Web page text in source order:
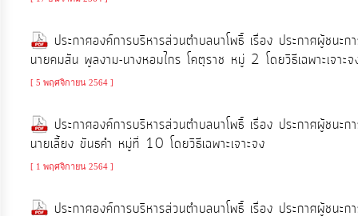
ถิ่น
ของ
เรา
ข้อมูล
การ
ติดต่อ
ประกาศองค์การบริหารส่วนตำบลนาโพธิ์ เรื่อง ประกาศผู้ชน
นายคมสัน พูลงาม-นางหอมไกร โคตุราช หมู่ 2 โดยวิธีเฉพาะเจาะจ
[ 5 พฤศจิกายน 2564 ]
ประกาศองค์การบริหารส่วนตำบลนาโพธิ์ เรื่อง ประกาศผู้ชน
นายเลี้ยง ขันธคำ หมู่ที่ 10 โดยวิธีเฉพาะเจาะจง
[ 1 พฤศจิกายน 2564 ]
ประกาศองค์การบริหารส่วนตำบลนาโพธิ์ เรื่อง ประกาศผู้ชนะ